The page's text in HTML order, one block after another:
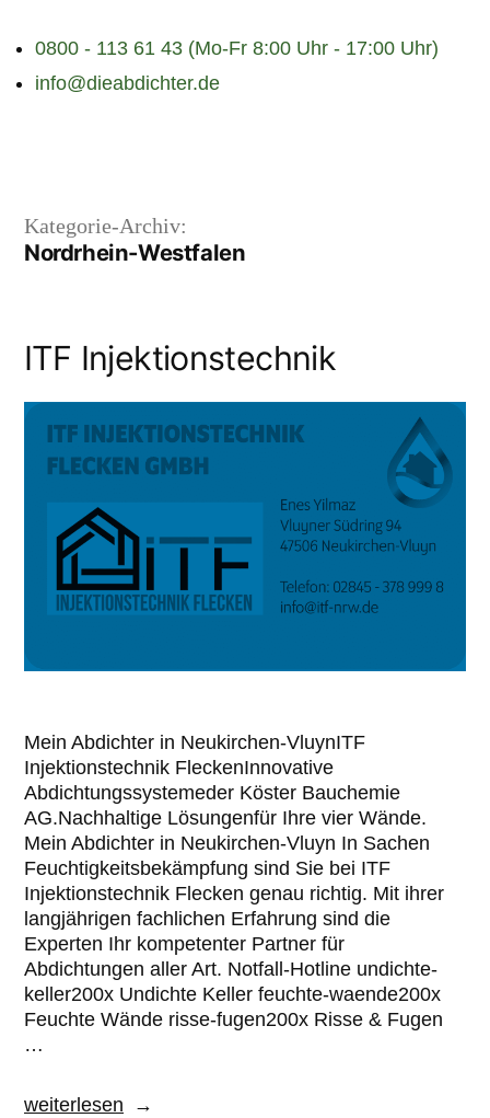
0800 - 113 61 43 (Mo-Fr 8:00 Uhr - 17:00 Uhr)
info@dieabdichter.de
Kategorie-Archiv:
Nordrhein-Westfalen
ITF Injektionstechnik
Mein Abdichter in Neukirchen-VluynITF
Injektionstechnik FleckenInnovative
Abdichtungssystemeder Köster Bauchemie
AG.Nachhaltige Lösungenfür Ihre vier Wände.
Mein Abdichter in Neukirchen-Vluyn In Sachen
Feuchtigkeitsbekämpfung sind Sie bei ITF
Injektionstechnik Flecken genau richtig. Mit ihrer
langjährigen fachlichen Erfahrung sind die
Experten Ihr kompetenter Partner für
Abdichtungen aller Art. Notfall-Hotline undichte-
keller200x Undichte Keller feuchte-waende200x
Feuchte Wände risse-fugen200x Risse & Fugen
…
weiterlesen